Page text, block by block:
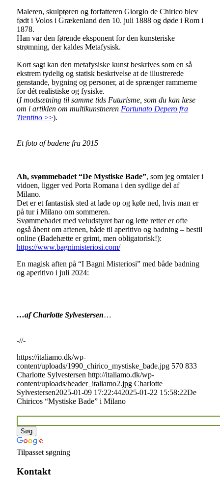
Maleren, skulptøren og forfatteren Giorgio de Chirico blev
født i Volos i Grækenland den 10. juli 1888 og døde i Rom i
1878.
Han var den førende eksponent for den kunsteriske
strømning, der kaldes Metafysisk.
Kort sagt kan den metafysiske kunst beskrives som en så
ekstrem tydelig og statisk beskrivelse at de illustrerede
genstande, bygning og personer, at de sprænger rammerne
for dét realistiske og fysiske.
(I modsætning til samme tids Futurisme, som du kan læse
om i artiklen om multikunstneren Fortunato Depero fra
Trentino>>).
Et foto af badene fra 2015
Ah, svømmebadet “De Mystiske Bade”, som jeg omtaler i
vidoen, ligger ved Porta Romana i den sydlige del af
Milano.
Det er et fantastisk sted at lade op og køle ned, hvis man er
på tur i Milano om sommeren.
Svømmebadet med veludstyret bar og lette retter er ofte
også åbent om aftenen, både til aperitivo og badning – bestil
online (Badehætte er grimt, men obligatorisk!):
https://www.bagnimisteriosi.com/
En magisk aften på “I Bagni Misteriosi” med både badning
og aperitivo i juli 2024:
…af Charlotte Sylvestersen…
-//-
https://italiamo.dk/wp-
content/uploads/1990_chirico_mystiske_bade.jpg 570 833
Charlotte Sylvestersen http://italiamo.dk/wp-
content/uploads/header_italiamo2.jpg Charlotte
Sylvestersen2025-01-09 17:22:442025-01-22 15:58:22De
Chiricos “Mystiske Bade” i Milano
Tilpasset søgning
Kontakt